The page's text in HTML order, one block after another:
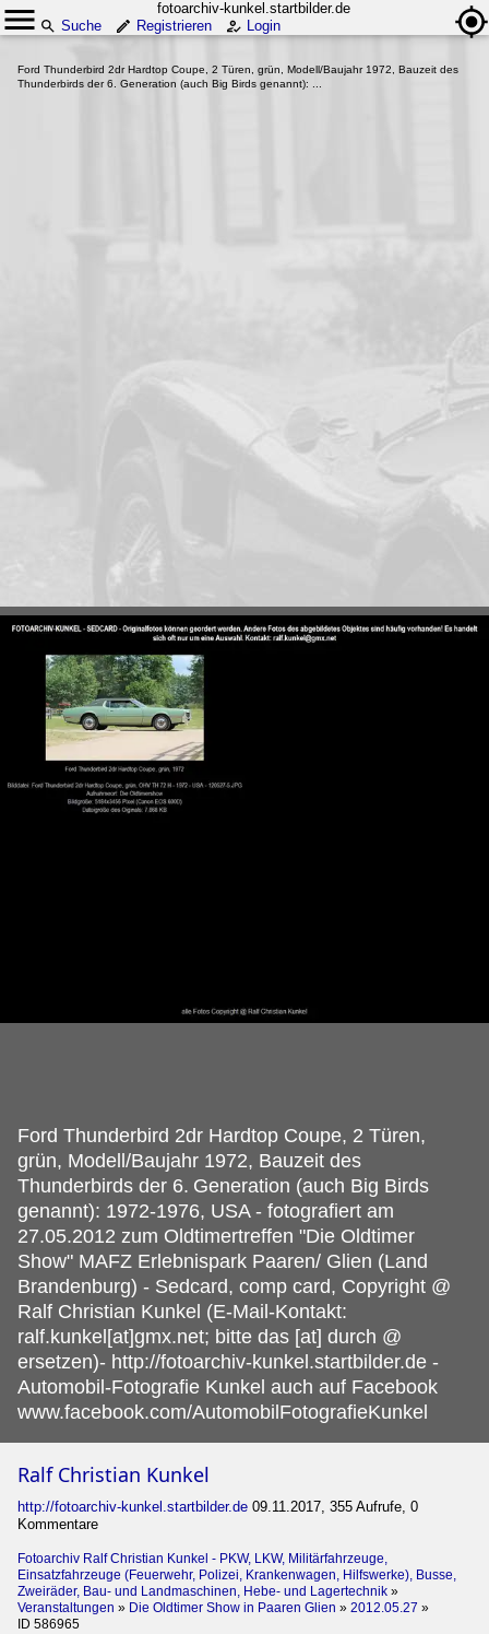
fotoarchiv-kunkel.startbilder.de
Suche
Registrieren Login
Ford Thunderbird 2dr Hardtop Coupe, 2 Türen, grün, Modell/Baujahr 1972, Bauzeit des
Thunderbirds der 6. Generation (auch Big Birds genannt): ...
Ford Thunderbird 2dr Hardtop Coupe, 2 Türen,
grün, Modell/Baujahr 1972, Bauzeit des
Thunderbirds der 6. Generation (auch Big Birds
genannt): 1972-1976, USA - fotografiert am
27.05.2012 zum Oldtimertreffen "Die Oldtimer
Show" MAFZ Erlebnispark Paaren/ Glien (Land
Brandenburg) - Sedcard, comp card, Copyright @
Ralf Christian Kunkel (E-Mail-Kontakt:
ralf.kunkel[at]gmx.net; bitte das [at] durch @
ersetzen)- http://fotoarchiv-kunkel.startbilder.de -
Automobil-Fotografie Kunkel auch auf Facebook
www.facebook.com/AutomobilFotografieKunkel
Ralf Christian Kunkel
http://fotoarchiv-kunkel.startbilder.de 09.11.2017, 355 Aufrufe, 0
Kommentare
Fotoarchiv Ralf Christian Kunkel - PKW, LKW, Militärfahrzeuge,
Einsatzfahrzeuge (Feuerwehr, Polizei, Krankenwagen, Hilfswerke), Busse,
Zweiräder, Bau- und Landmaschinen, Hebe- und Lagertechnik »
Veranstaltungen » Die Oldtimer Show in Paaren Glien » 2012.05.27 »
ID 586965